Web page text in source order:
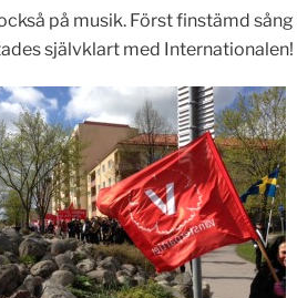
på musik. Först finstämd
självklart med Internationalen!